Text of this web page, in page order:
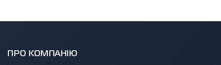
ПРО КОМПАНІЮ